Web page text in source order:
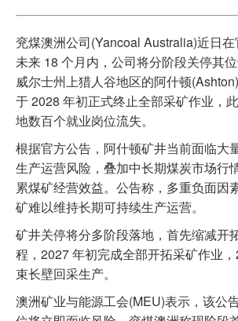
电力
新能源
节能环保
分布式能源
兖煤澳洲公司(Yancoal Australia)近日在
未来 18 个月内，公司将分阶段关停其
威尔士州上猎人谷地区的阿什顿
于 2028 年初正式终止全部采矿作业，
地数百个就业岗位流失。
根据官方公告，阿什顿矿井当前面临大
生产运营风险，叠加中长期煤炭市场行
累煤矿经营效益。公告称，多重负面因
矿难以维持长期可持续生产运营。
矿井关停将分多阶段落地，首先缩减开
程，2027 年初完成全部开拓采矿作业
束长壁回采生产。
澳洲矿业与能源工会(MEU)表示，该公